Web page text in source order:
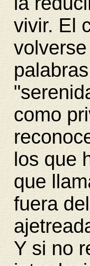
vivir. El
como
los que
que
fuera
Y si no